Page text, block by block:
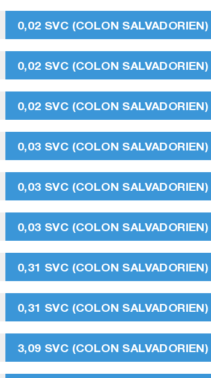
0,02 SVC (COLON SALVADORIEN)
0,02 SVC (COLON SALVADORIEN)
0,02 SVC (COLON SALVADORIEN)
0,03 SVC (COLON SALVADORIEN)
0,03 SVC (COLON SALVADORIEN)
0,03 SVC (COLON SALVADORIEN)
0,31 SVC (COLON SALVADORIEN)
0,31 SVC (COLON SALVADORIEN)
3,09 SVC (COLON SALVADORIEN)